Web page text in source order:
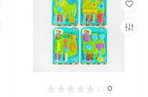
0